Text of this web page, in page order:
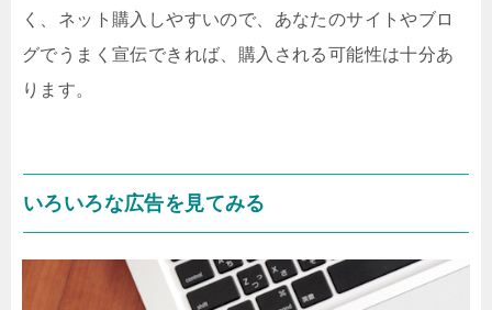
く、ネット購入しやすいので、あなたのサイトやブロ
グでうまく宣伝できれば、購入される可能性は十分あ
ります。
いろいろな広告を見てみる